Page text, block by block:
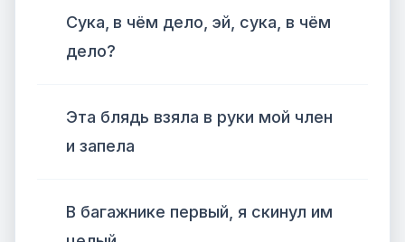
Сука, в чём дело, эй, сука, в чём
дело?
Эта блядь взяла в руки мой член
и запела
В багажнике первый, я скинул им